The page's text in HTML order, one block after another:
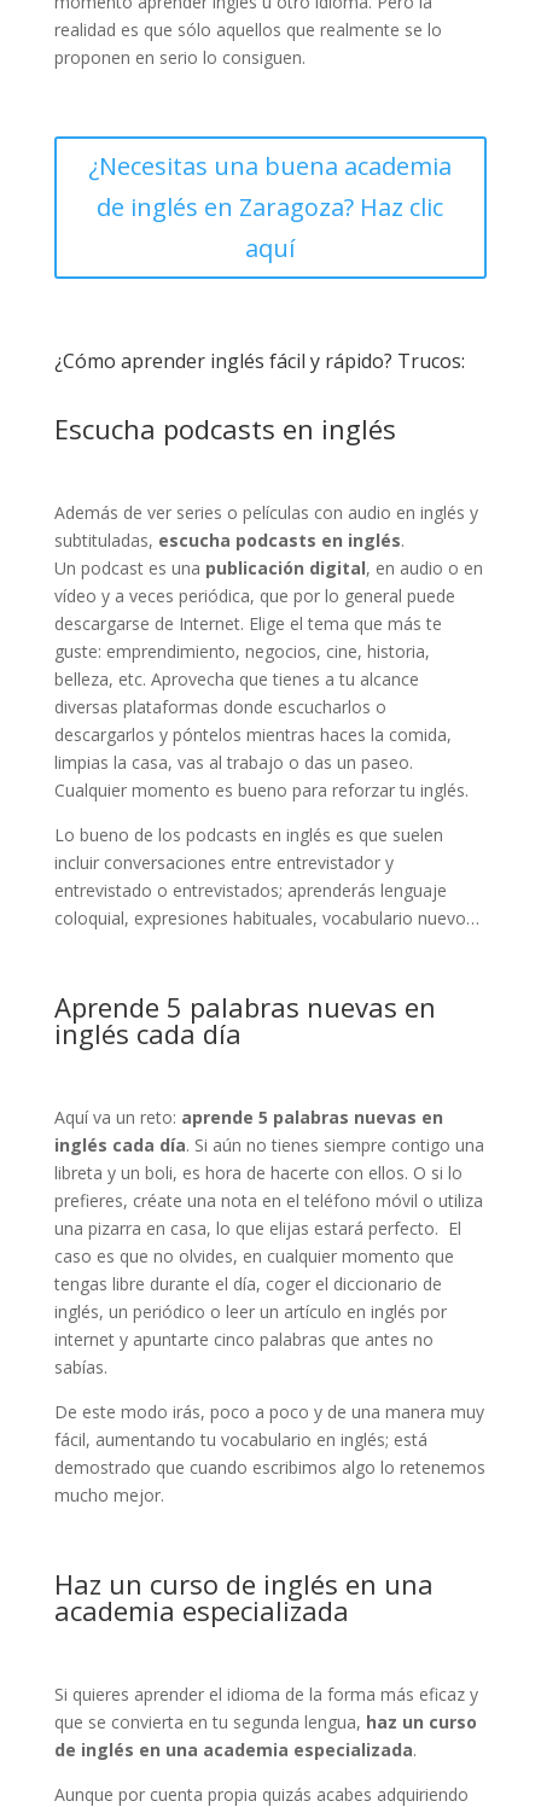
realidad es que sólo aquellos que realmente se lo
proponen en serio lo consiguen.
¿Necesitas una buena academia
de inglés en Zaragoza? Haz clic
aquí
¿Cómo aprender inglés fácil y rápido? Trucos:
Escucha podcasts en inglés
Además de ver series o películas con audio en inglés y
subtituladas, escucha podcasts en inglés.
Un podcast es una publicación digital, en audio o en
vídeo y a veces periódica, que por lo general puede
descargarse de Internet. Elige el tema que más te
guste: emprendimiento, negocios, cine, historia,
belleza, etc. Aprovecha que tienes a tu alcance
diversas plataformas donde escucharlos o
descargarlos y póntelos mientras haces la comida,
limpias la casa, vas al trabajo o das un paseo.
Cualquier momento es bueno para reforzar tu inglés.
Lo bueno de los podcasts en inglés es que suelen
incluir conversaciones entre entrevistador y
entrevistado o entrevistados; aprenderás lenguaje
coloquial, expresiones habituales, vocabulario nuevo…
Aprende 5 palabras nuevas en
inglés cada día
Aquí va un reto: aprende 5 palabras nuevas en
inglés cada día. Si aún no tienes siempre contigo una
libreta y un boli, es hora de hacerte con ellos. O si lo
prefieres, créate una nota en el teléfono móvil o utiliza
una pizarra en casa, lo que elijas estará perfecto. El
caso es que no olvides, en cualquier momento que
tengas libre durante el día, coger el diccionario de
inglés, un periódico o leer un artículo en inglés por
internet y apuntarte cinco palabras que antes no
sabías.
De este modo irás, poco a poco y de una manera muy
fácil, aumentando tu vocabulario en inglés; está
demostrado que cuando escribimos algo lo retenemos
mucho mejor.
Haz un curso de inglés en una
academia especializada
Si quieres aprender el idioma de la forma más eficaz y
que se convierta en tu segunda lengua, haz un curso
de inglés en una academia especializada.
Aunque por cuenta propia quizás acabes adquiriendo